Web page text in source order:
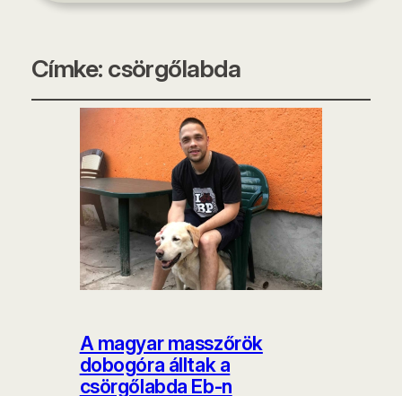
Címke: csörgőlabda
A magyar masszőrök
dobogóra álltak a
csörgőlabda Eb-n